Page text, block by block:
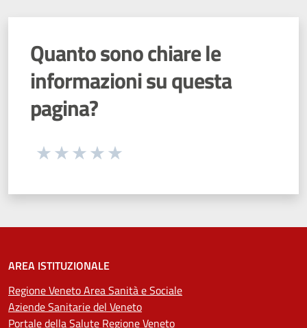
Quanto sono chiare le
informazioni su questa
pagina?
Seleziona una valutazione da 1 a 5 stelle
AREA ISTITUZIONALE
Regione Veneto Area Sanità e Sociale
Aziende Sanitarie del Veneto
Portale della Salute Regione Veneto